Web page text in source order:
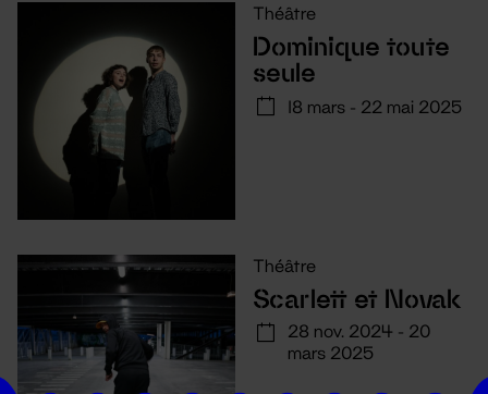
Théâtre
Dominique toute
seule
18 mars - 22 mai 2025
Théâtre
Scarlett et Novak
28 nov. 2024 - 20
mars 2025